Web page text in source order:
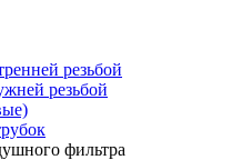
резьбой
резьбой
фильтра